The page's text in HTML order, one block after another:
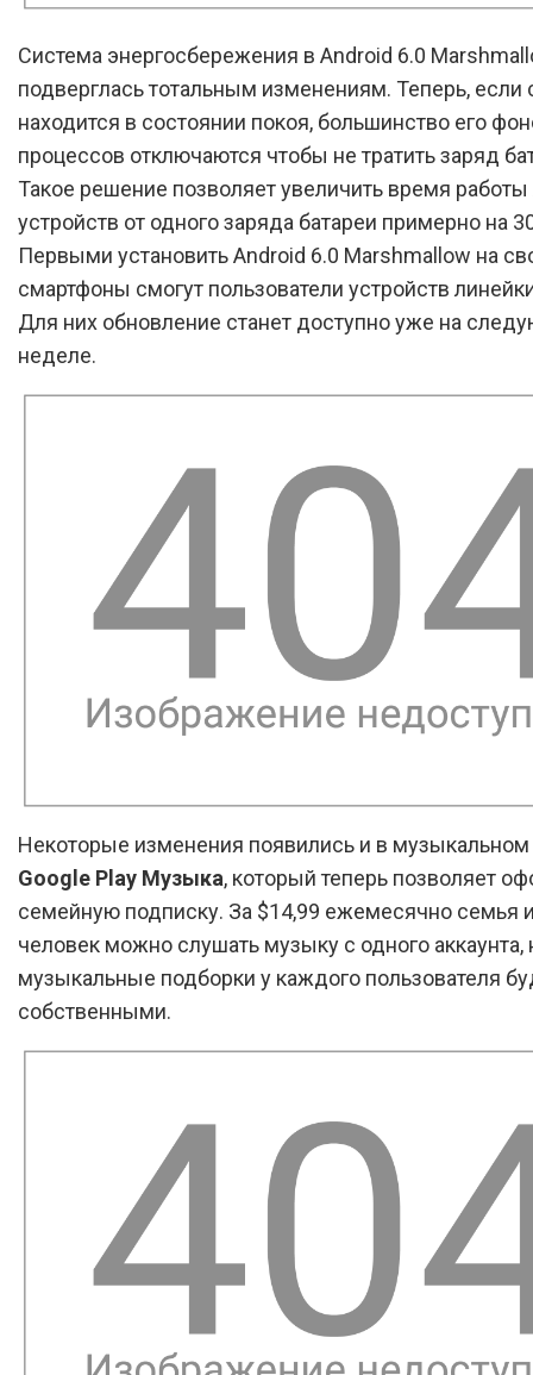
Система энергосбережения в Android 6.0
подверглась тотальным изменениям. Теперь, если
находится в состоянии покоя, большинство его
процессов отключаются чтобы не тратить заряд
Такое решение позволяет увеличить время
устройств от одного заряда батареи примерно на
Первыми установить Android 6.0 Marshmallow на
смартфоны смогут пользователи устройств
Для них обновление станет доступно уже на
неделе.
Некоторые изменения появились и в
Google Play Музыка, который теперь позволяет
семейную подписку. За $14,99 ежемесячно семья
человек можно слушать музыку с одного аккаунта,
музыкальные подборки у каждого пользователя
собственными.